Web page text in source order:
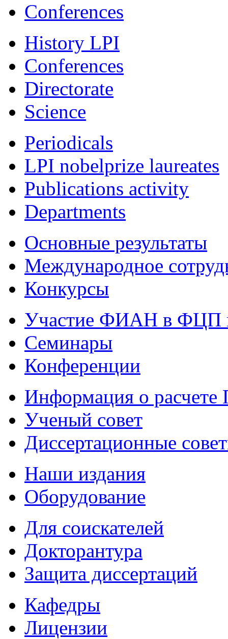
Conferences
History LPI
Conferences
Directorate
Science
Periodicals
LPI nobelprize laureates
Publications activity
Departments
Основные результаты
Международное
Конкурсы
Участие ФИАН в ФЦП
Семинары
Конференции
Информация о
Ученый совет
Диссертационные
Наши издания
Оборудование
Для соискателей
Докторантура
Защита диссертаций
Кафедры
Лицензии